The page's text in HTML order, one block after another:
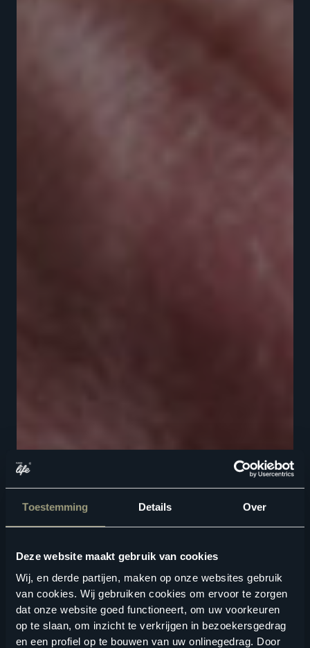
Toestemming Details Over
Deze website maakt gebruik van cookies
Wij, en derde partijen, maken op onze websites gebruik
van cookies. Wij gebruiken cookies om ervoor te zorgen
dat onze website goed functioneert, om uw voorkeuren
op te slaan, om inzicht te verkrijgen in bezoekersgedrag
en een profiel op te bouwen van uw onlinegedrag. Door